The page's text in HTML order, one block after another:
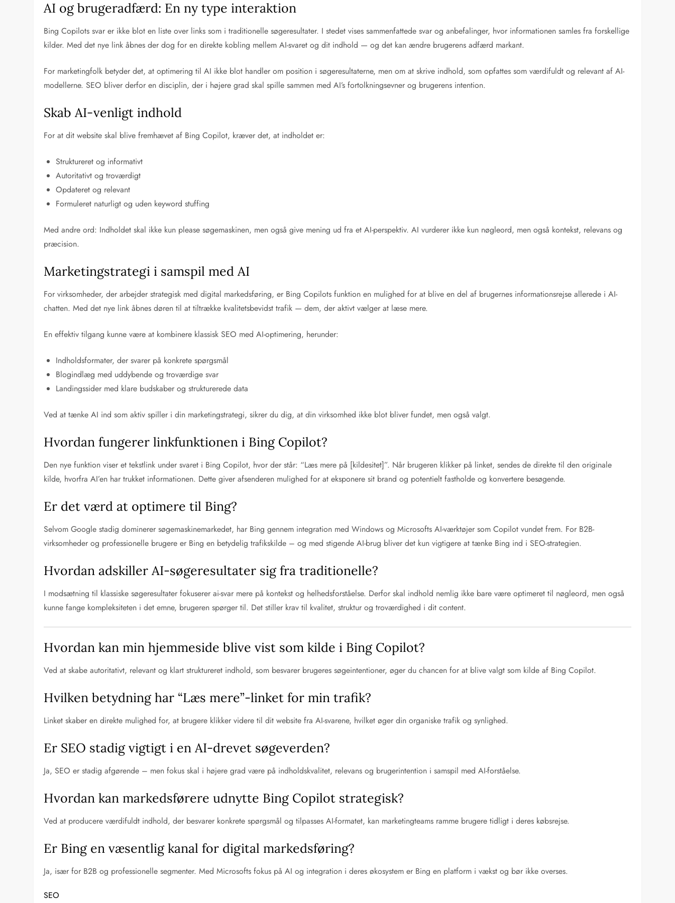
AI og brugeradfærd: En ny type interaktion
Bing Copilots svar er ikke blot en liste over links som i traditionelle søgeresultater. I stedet vises sammenfattede svar og anbefalinger, hvor informationen samles fra forskellige
kilder. Med det nye link åbnes der dog for en direkte kobling mellem AI-svaret og dit indhold — og det kan ændre brugerens adfærd markant.
For marketingfolk betyder det, at optimering til AI ikke blot handler om position i søgeresultaterne, men om at skrive indhold, som opfattes som værdifuldt og relevant af AI-
modellerne. SEO bliver derfor en disciplin, der i højere grad skal spille sammen med AI’s fortolkningsevner og brugerens intention.
Skab AI-venligt indhold
For at dit website skal blive fremhævet af Bing Copilot, kræver det, at indholdet er:
Struktureret og informativt
Autoritativt og troværdigt
Opdateret og relevant
Formuleret naturligt og uden keyword stuffing
Med andre ord: Indholdet skal ikke kun please søgemaskinen, men også give mening ud fra et AI-perspektiv. AI vurderer ikke kun nøgleord, men også kontekst, relevans og
præcision.
Marketingstrategi i samspil med AI
For virksomheder, der arbejder strategisk med digital markedsføring, er Bing Copilots funktion en mulighed for at blive en del af brugernes informationsrejse allerede i AI-
chatten. Med det nye link åbnes døren til at tiltrække kvalitetsbevidst trafik — dem, der aktivt vælger at læse mere.
En effektiv tilgang kunne være at kombinere klassisk SEO med AI-optimering, herunder:
Indholdsformater, der svarer på konkrete spørgsmål
Blogindlæg med uddybende og troværdige svar
Landingssider med klare budskaber og strukturerede data
Ved at tænke AI ind som aktiv spiller i din marketingstrategi, sikrer du dig, at din virksomhed ikke blot bliver fundet, men også valgt.
Hvordan fungerer linkfunktionen i Bing Copilot?
Den nye funktion viser et tekstlink under svaret i Bing Copilot, hvor der står: “Læs mere på [kildesitet]”. Når brugeren klikker på linket, sendes de direkte til den originale
kilde, hvorfra AI’en har trukket informationen. Dette giver afsenderen mulighed for at eksponere sit brand og potentielt fastholde og konvertere besøgende.
Er det værd at optimere til Bing?
Selvom Google stadig dominerer søgemaskinemarkedet, har Bing gennem integration med Windows og Microsofts AI-værktøjer som Copilot vundet frem. For B2B-
virksomheder og professionelle brugere er Bing en betydelig trafikskilde – og med stigende AI-brug bliver det kun vigtigere at tænke Bing ind i SEO-strategien.
Hvordan adskiller AI-søgeresultater sig fra traditionelle?
I modsætning til klassiske søgeresultater fokuserer ai-svar mere på kontekst og helhedsforståelse. Derfor skal indhold nemlig ikke bare være optimeret til nøgleord, men også
kunne fange kompleksiteten i det emne, brugeren spørger til. Det stiller krav til kvalitet, struktur og troværdighed i dit content.
Hvordan kan min hjemmeside blive vist som kilde i Bing Copilot?
Ved at skabe autoritativt, relevant og klart struktureret indhold, som besvarer brugeres søgeintentioner, øger du chancen for at blive valgt som kilde af Bing Copilot.
Hvilken betydning har “Læs mere”-linket for min trafik?
Linket skaber en direkte mulighed for, at brugere klikker videre til dit website fra AI-svarene, hvilket øger din organiske trafik og synlighed.
Er SEO stadig vigtigt i en AI-drevet søgeverden?
Ja, SEO er stadig afgørende – men fokus skal i højere grad være på indholdskvalitet, relevans og brugerintention i samspil med AI-forståelse.
Hvordan kan markedsførere udnytte Bing Copilot strategisk?
Ved at producere værdifuldt indhold, der besvarer konkrete spørgsmål og tilpasses AI-formatet, kan marketingteams ramme brugere tidligt i deres købsrejse.
Er Bing en væsentlig kanal for digital markedsføring?
Ja, især for B2B og professionelle segmenter. Med Microsofts fokus på AI og integration i deres økosystem er Bing en platform i vækst og bør ikke overses.
SEO